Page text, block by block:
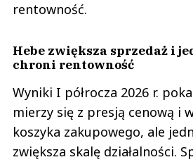
rentowność.
Hebe zwiększa sprzedaż i
chroni rentowność
Wyniki I półrocza 2026 r.
mierzy się z presją cenową i
koszyka zakupowego, ale
zwiększa skalę działalności.